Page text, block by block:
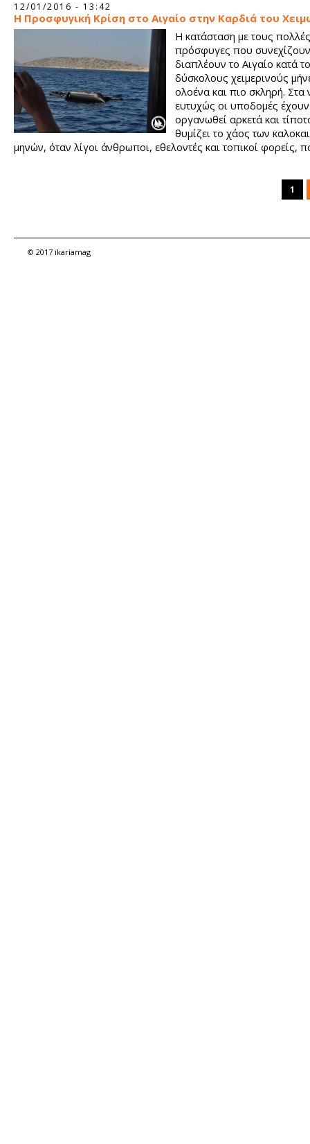
12/01/2016 - 13:42
Η Προσφυγική Κρίση στο Αιγαίο στην Καρδιά του
Η κατάσταση με τους
πρόσφυγες που
διαπλέουν το Αιγαίο κατά
δύσκολους χειμερινούς
ολοένα και πιο σκληρή. Στα
ευτυχώς οι υποδομές έχουν
οργανωθεί αρκετά και
θυμίζει το χάος των
μηνών, όταν λίγοι άνθρωποι, εθελοντές και τοπικοί φορείς,
1
© 2017 ikariamag